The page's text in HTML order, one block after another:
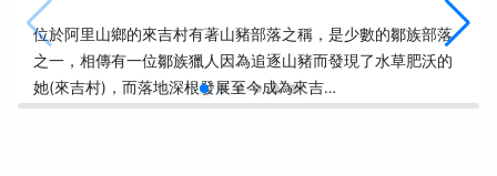
位於阿里山鄉的來吉村有著山豬部落之稱，是少數的鄒族部落
之一，相傳有一位鄒族獵人因為追逐山豬而發現了水草肥沃的
她(來吉村)，而落地深根發展至今成為來吉…